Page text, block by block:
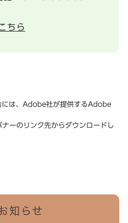
ちら
には、Adobe社が提供するAdobe
ーのリンク先からダウンロードし
知らせ